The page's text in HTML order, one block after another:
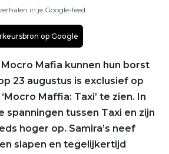
in je Google-feed
op Google
Mafia kunnen hun borst
23 augustus is exclusief op
Maffia: Taxi’ te zien. In
spanningen tussen Taxi en zijn
hoger op. Samira’s neef
slapen en tegelijkertijd